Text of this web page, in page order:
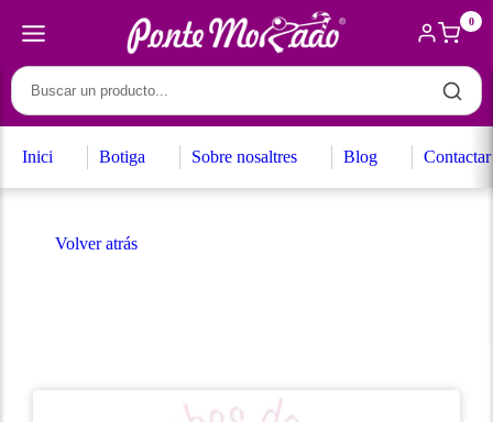
0
Inici Botiga Sobre nosaltres Blog Contactar
Volver atrás